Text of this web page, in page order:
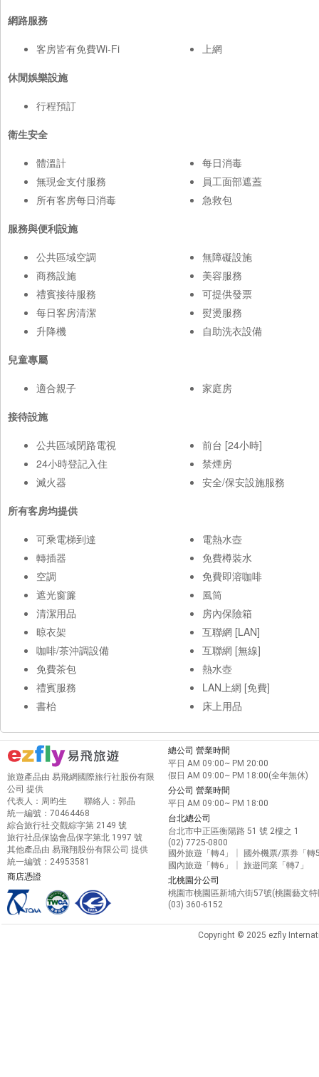
網路服務
客房皆有免費Wi-Fi
上網
休閒娛樂設施
行程預訂
衛生安全
體溫計
無現金支付服務
所有客房每日消毒
每日消毒
員工面部遮蓋
急救包
服務與便利設施
公共區域空調
商務設施
禮賓接待服務
每日客房清潔
升降機
無障礙設施
美容服務
可提供發票
熨燙服務
自助洗衣設備
兒童專屬
適合親子
家庭房
接待設施
公共區域閉路電視
24小時登記入住
滅火器
前台 [24小時]
禁煙房
安全/保安設施服務
所有客房均提供
可乘電梯到達
轉插器
空調
遮光窗簾
清潔用品
晾衣架
咖啡/茶沖調設備
免費茶包
禮賓服務
書枱
電熱水壺
免費樽裝水
免費即溶咖啡
風筒
房內保險箱
互聯網 [LAN]
互聯網 [無線]
熱水壺
LAN上網 [免費]
床上用品